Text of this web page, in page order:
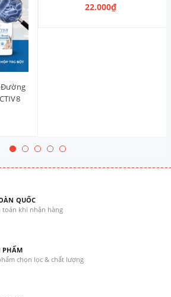
Đường
22.000₫
QUỐC
toán khi nhận hàng
PHẨM
chọn lọc & chất lượng